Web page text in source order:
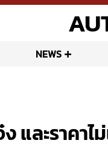
NEWS
และราคาไ